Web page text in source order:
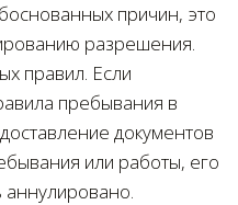
причин, это
разрешения.
правил. Если
пребывания в
документов
или работы, его